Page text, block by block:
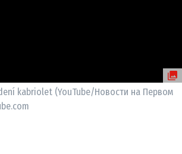
ELEKTRO
kabriolet (YouTube/Новости на Первом